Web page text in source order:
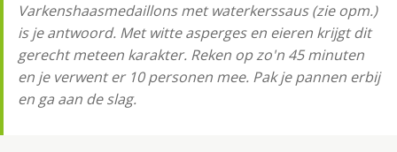
Varkenshaasmedaillons met waterkerssaus (zie opm.)
is je antwoord. Met witte asperges en eieren krijgt dit
gerecht meteen karakter. Reken op zo'n 45 minuten
en je verwent er 10 personen mee. Pak je pannen erbij
en ga aan de slag.